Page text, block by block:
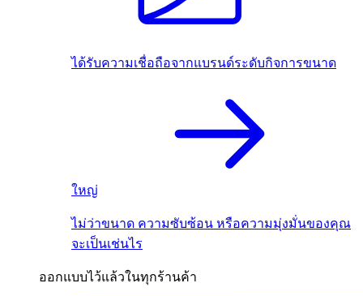
ได้รับความเชื่อถือจากแบรนด์ระดับกิจการขนาด
ใหญ่
ไม่ว่าขนาด ความซับซ้อน หรือความมุ่งมั่นของคุณ
จะเป็นเช่นไร
ออกแบบไว้แล้วในทุกร้านค้า